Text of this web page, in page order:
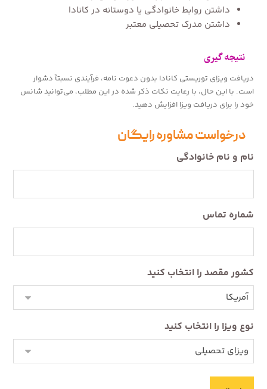
داشتن روابط خانوادگی یا دوستانه در کانادا
داشتن مدرک تحصیلی معتبر
نتیجه گیری
دریافت ویزای توریستی کانادا بدون دعوت نامه، فرآیندی نسبتاً دشوار
است. با این حال، با رعایت نکات ذکر شده در این مطلب، می‌توانید شانس
خود را برای دریافت ویزا افزایش دهید.
درخواست مشاوره رایگان
نام و نام خانوادگی
شماره تماس
کشور مقصد را انتخاب کنید
نوع ویزا را انتخاب کنید